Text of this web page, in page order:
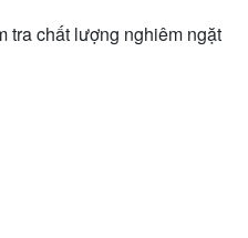
tra chất lượng nghiêm ngặt